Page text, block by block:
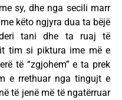
sy, dhe nga secili marr
këto ngjyra dua ta bëjë
tani dhe ta ruaj të
tim si piktura ime më e
të “zgjohem” e ta prek
e rrethuar nga tingujt e
të jenë më të ngatërruar